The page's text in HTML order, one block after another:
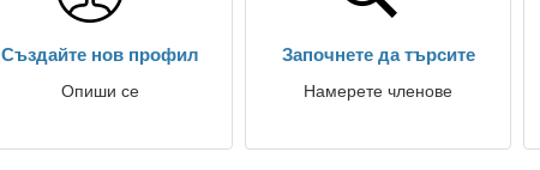
Създайте нов профил
Опиши се
Започнете да търсите
Намерете членове